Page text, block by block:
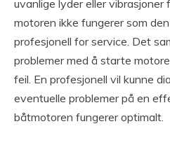
uvanlige lyder eller vibrasjoner
motoren ikke fungerer som
profesjonell for service. Det
problemer med å starte
feil. En profesjonell vil kunne
eventuelle problemer på en
båtmotoren fungerer optimalt.